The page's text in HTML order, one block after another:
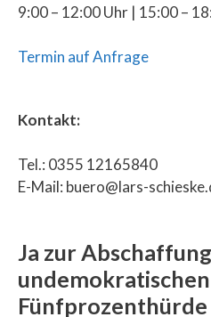
9:00 – 12:00 Uhr | 15:00 –
Termin auf Anfrage
Kontakt:
Tel.: 0355 12165840
E-Mail: buero@lars-
Ja zur
undemokratischen
Fünfprozenthürde